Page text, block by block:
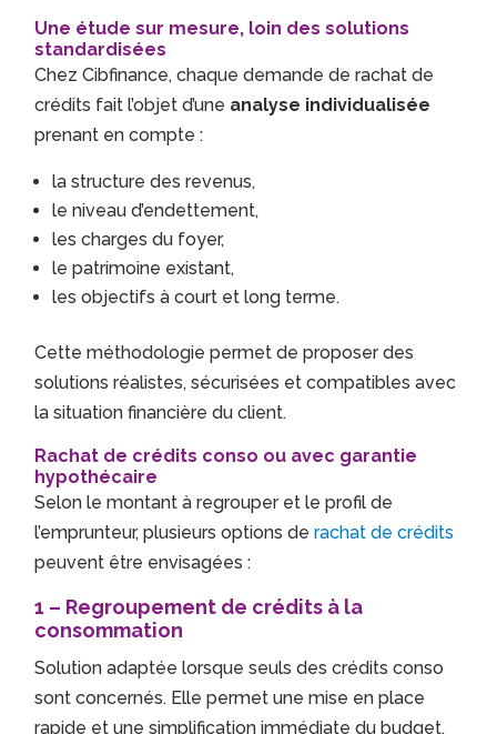
Une étude sur mesure, loin des solutions
standardisées
Chez Cibfinance, chaque demande de rachat de
crédits fait l’objet d’une analyse individualisée
prenant en compte :
la structure des revenus,
le niveau d’endettement,
les charges du foyer,
le patrimoine existant,
les objectifs à court et long terme.
Cette méthodologie permet de proposer des
solutions réalistes, sécurisées et compatibles avec
la situation financière du client.
Rachat de crédits conso ou avec garantie
hypothécaire
Selon le montant à regrouper et le profil de
l’emprunteur, plusieurs options derachat de crédits
peuvent être envisagées :
1 – Regroupement de crédits à la
consommation
Solution adaptée lorsque seuls des crédits conso
sont concernés. Elle permet une mise en place
rapide et une simplification immédiate du budget.